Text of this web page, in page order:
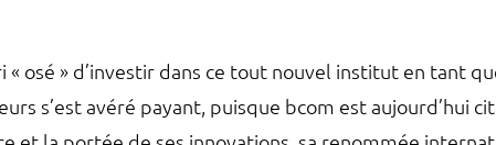
« osé » d’investir dans ce tout nouvel institut en tant
s’est avéré payant, puisque bcom est aujourd’hui